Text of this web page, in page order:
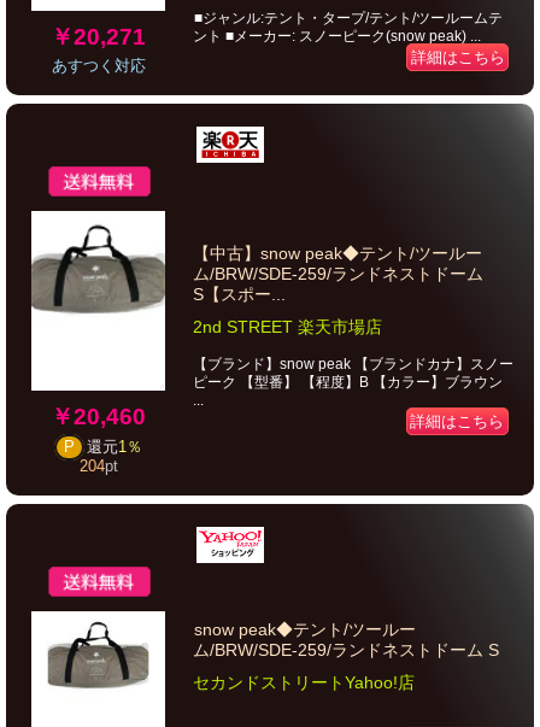
￥20,271
あすつく対応
■ジャンル:テント・タープ/テント/ツールームテ
ント ■メーカー: スノーピーク(snow peak) ...
詳細はこちら
￥20,460
P 還元1％
204pt
【中古】snow peak◆テント/ツールー
ム/BRW/SDE-259/ランドネストドーム
S【スポー...
2nd STREET 楽天市場店
【ブランド】snow peak 【ブランドカナ】スノー
ピーク 【型番】 【程度】B 【カラー】ブラウン
...
詳細はこちら
snow peak◆テント/ツールー
ム/BRW/SDE-259/ランドネストドーム S
セカンドストリートYahoo!店